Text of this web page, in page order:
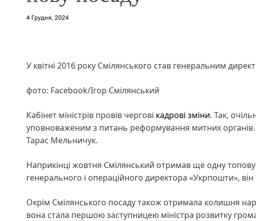
4 Грудня, 2024
У квітні 2016 року Смілянського став генеральним
фото: Facebook/Ігор Смілянський
Кабінет міністрів провів чергові кадрові зміни. Так,
уповноваженим з питань реформування митних
Тарас Мельничук.
Наприкінці жовтня Смілянський отримав ще одну
генерального і операційного директора «Укрпошти»,
Окрім Смілянського посаду також отримала колишня
вона стала першою заступницею міністра розвитку